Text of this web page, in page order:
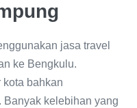
jasa travel
ke Bengkulu.
kota bahkan
Banyak kelebihan yang